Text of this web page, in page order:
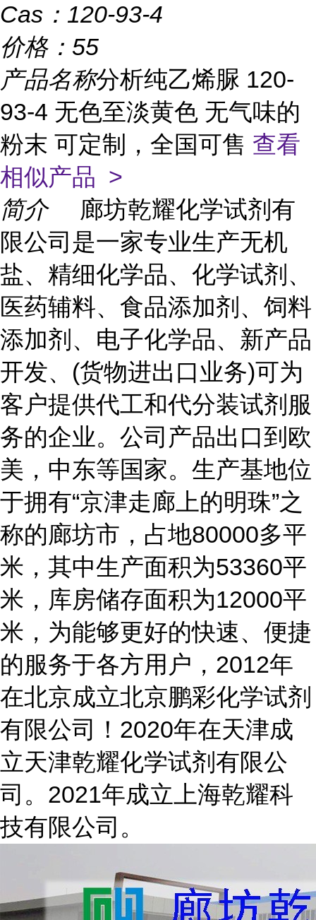
Cas： 120-93-4
价格： 55
产品名称分析纯乙烯脲 120-
93-4 无色至淡黄色 无气味的
粉末 可定制，全国可售 查看
相似产品 >
简介
廊坊乾耀化学试剂有
限公司是一家专业生产无机
盐、精细化学品、化学试剂、
医药辅料、食品添加剂、饲料
添加剂、电子化学品、新产品
开发、(货物进出口业务)可为
客户提供代工和代分装试剂服
务的企业。公司产品出口到欧
美，中东等国家。生产基地位
于拥有“京津走廊上的明珠”之
称的廊坊市，占地80000多平
米，其中生产面积为53360平
米，库房储存面积为12000平
米，为能够更好的快速、便捷
的服务于各方用户，2012年
在北京成立北京鹏彩化学试剂
有限公司！2020年在天津成
立天津乾耀化学试剂有限公
司。2021年成立上海乾耀科
技有限公司。